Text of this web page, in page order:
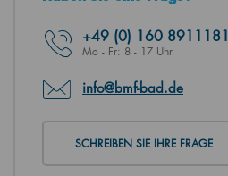
+49 (0) 160 8911181
Mo - Fr: 8 - 17 Uhr
info@bmf-bad.de
SCHREIBEN SIE IHRE FRAGE